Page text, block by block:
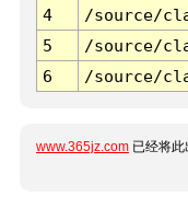
4
/source/
5
/source/
6
/source/
www.365jz.com 已经将